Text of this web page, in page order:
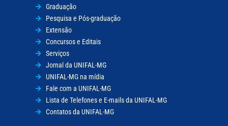
Graduação
Pesquisa e Pós-graduação
Extensão
Concursos e Editais
Serviços
Jornal da UNIFAL-MG
UNIFAL-MG na mídia
Fale com a UNIFAL-MG
Lista de Telefones e E-mails da UNIFAL-MG
Contatos da UNIFAL-MG